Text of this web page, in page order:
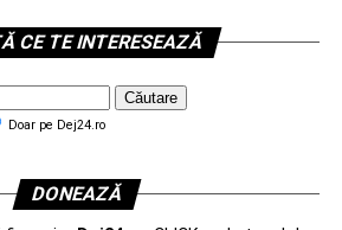
CE TE INTERESEAZĂ
Doar pe Dej24.ro
DONEAZĂ